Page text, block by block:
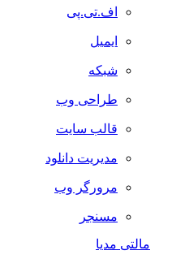
اف.تی.پی
ایمیل
شبکه
طراحی وب
قالب سایت
مدیریت دانلود
مرورگر وب
مسنجر
مالتی مدیا